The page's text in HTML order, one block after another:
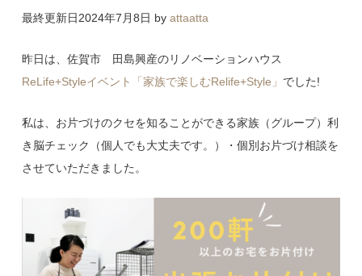
最終更新日2024年7月8日 byattaatta
昨日は、佐賀市 田島興産のリノベーションハウス
ReLife+Styleイベント「家族で楽しむRelife+Style」 でした!
私は、お片づけのクセを知ることができる家族（グループ）利
き脳チェック（個人でも大丈夫です。）・個別お片づけ相談を
させていただきました。